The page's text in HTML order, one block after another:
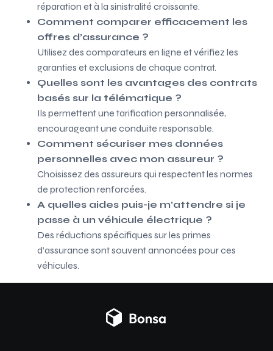
réparation et à la sinistralité croissante.
Comment comparer efficacement les
offres d’assurance ?
Utilisez des comparateurs en ligne et vérifiez les
garanties et exclusions de chaque contrat.
Quelles sont les avantages des contrats
basés sur la télématique ?
Ils permettent une tarification personnalisée,
encourageant une conduite responsable.
Comment sécuriser mes données
personnelles avec mon assureur ?
Choisissez des assureurs qui respectent les normes
de protection renforcées.
A quelles aides puis-je m’attendre si je
passe à un véhicule électrique ?
Des réductions spécifiques sur les primes
d’assurance sont souvent annoncées pour ces
véhicules.